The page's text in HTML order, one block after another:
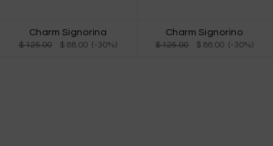
Charm Signorina
$ 125.00 $ 88.00 (-30%)
Charm Signorino
$ 125.00 $ 88.00 (-30%)